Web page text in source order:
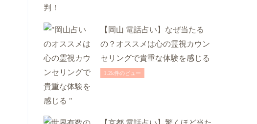
【岡山 電話占い】なぜ当たる
の？オススメは心の霊視カウン
セリングで貴重な体験を感じる
1.2k件のビュー